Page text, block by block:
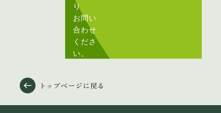
り
お問い
合わせ
くださ
い。
トップページに戻る